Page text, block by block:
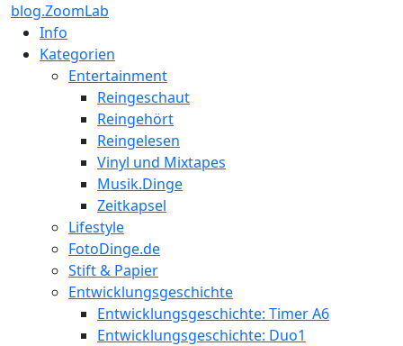
blog.ZoomLab
Info
Kategorien
Entertainment
Reingeschaut
Reingehört
Reingelesen
Vinyl und Mixtapes
Musik.Dinge
Zeitkapsel
Lifestyle
FotoDinge.de
Stift & Papier
Entwicklungsgeschichte
Entwicklungsgeschichte: Timer A6
Entwicklungsgeschichte: Duo1